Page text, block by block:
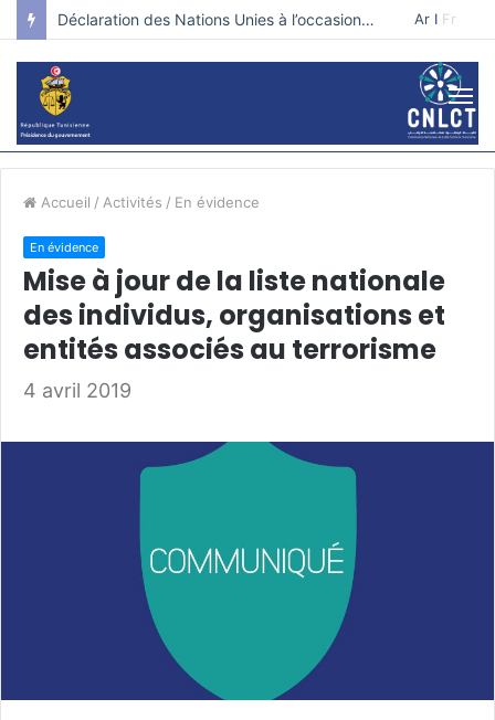
Déclaration des Nations Unies à l’occasion de la journée internationale pour la prévention de l’extrémisme violent qui conduit au terrorisme. Ar I Fr
Accueil / Activités / En évidence
En évidence
Mise à jour de la liste nationale
des individus, organisations et
entités associés au terrorisme
4 avril 2019